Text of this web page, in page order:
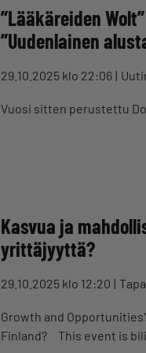
”Lääkäreiden
”Uudenlainen
29.10.2025 klo 22:06
Vuosi sitten perustettu
Kasvua ja
yrittäjyyttä?
29.10.2025 klo 12:20
Growth and
Finland? This event is